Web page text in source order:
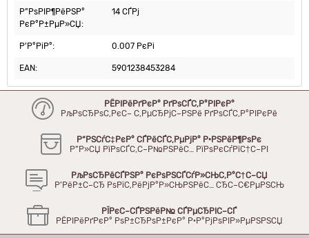
Р”РѕРІР¶РёРЅР°
РєР°Р±РµР»СЏ:
14 СЃРј
Р’Р°РіР°: 0.007 РєРі
EAN: 5901238453284
РЁРІРёРґРєР° РґРѕСЃС‚Р°РІРєР°
РљРѕСЂРѕС‚РєС– С‚РµСЂРјС–РЅРё РґРѕСЃС‚Р°РІРєРё
Р“РЅСѓС‡РєР° СЃРёСЃС‚РµРјР° Р·РЅРёР¶РѕРє
Р”Р»СЏ РїРѕСЃС‚С–Р№РЅРёС… РїРѕРєСѓРїС†С–РІ
РљРѕСЂРёСЃРЅР° РєРѕРЅСЃСѓР»СЊС‚Р°С†С–СЏ
Р’РёР±С–СЂ РѕРїС‚РёРјР°Р»СЊРЅРёС… СЂС–С€РµРЅСЊ
РЇРєС–СЃРЅРёР№ СЃРµСЂРІС–СЃ
РЁРІРёРґРєР° РѕР±СЂРѕР±РєР° Р·Р°РјРѕРІР»РµРЅРЅСЏ